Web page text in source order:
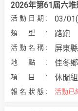
03/
路跑
屏東縣
2026年第61屆六
佳冬
休閒
活動已